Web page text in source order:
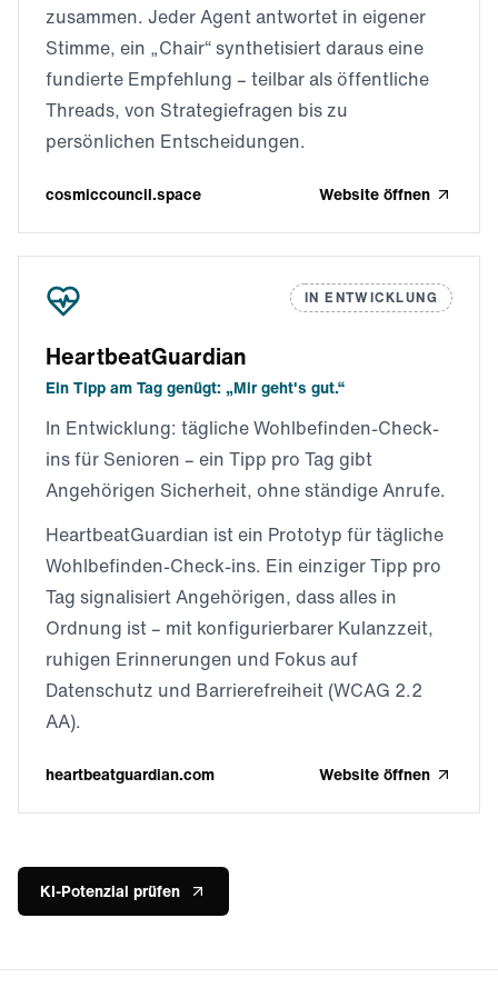
zusammen. Jeder Agent antwortet in eigener
Stimme, ein „Chair“ synthetisiert daraus eine
fundierte Empfehlung – teilbar als öffentliche
Threads, von Strategiefragen bis zu
persönlichen Entscheidungen.
cosmiccouncil.space Website öffnen
IN ENTWICKLUNG
HeartbeatGuardian
Ein Tipp am Tag genügt: „Mir geht's gut.“
In Entwicklung: tägliche Wohlbefinden-Check-
ins für Senioren – ein Tipp pro Tag gibt
Angehörigen Sicherheit, ohne ständige Anrufe.
HeartbeatGuardian ist ein Prototyp für tägliche
Wohlbefinden-Check-ins. Ein einziger Tipp pro
Tag signalisiert Angehörigen, dass alles in
Ordnung ist – mit konfigurierbarer Kulanzzeit,
ruhigen Erinnerungen und Fokus auf
Datenschutz und Barrierefreiheit (WCAG 2.2
AA).
heartbeatguardian.com Website öffnen
KI-Potenzial prüfen